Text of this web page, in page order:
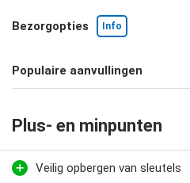
Populaire aanvullingen
Bezorgopties Info
Plus- en minpunten
Veilig opbergen van sleutels